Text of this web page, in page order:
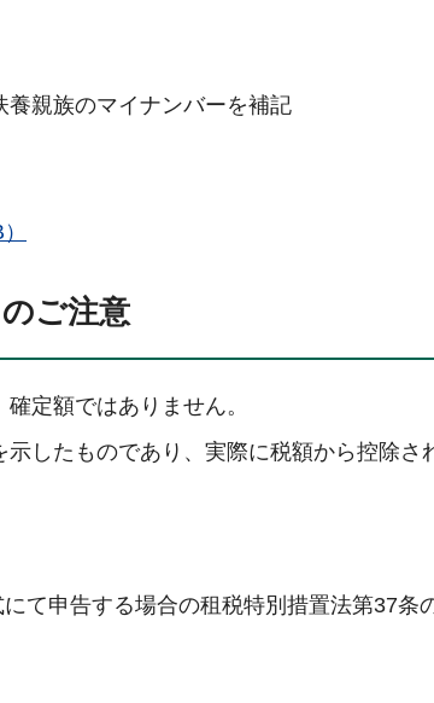
親族のマイナンバーを補記
ご注意
定額ではありません。
したものであり、実際に税額から控除さ
て申告する場合の租税特別措置法第37条